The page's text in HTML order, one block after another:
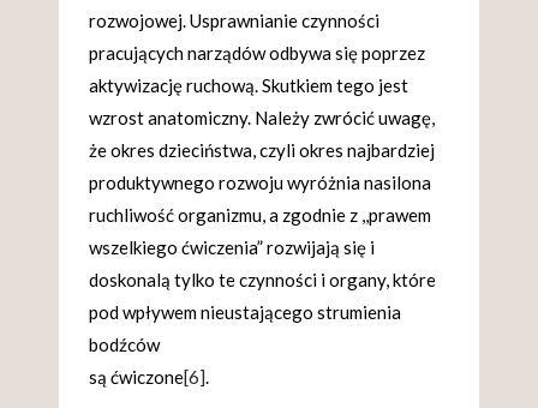
rozwojowej. Usprawnianie czynności
pracujących narządów odbywa się poprzez
aktywizację ruchową. Skutkiem tego jest
wzrost anatomiczny. Należy zwrócić uwagę,
że okres dzieciństwa, czyli okres najbardziej
produktywnego rozwoju wyróżnia nasilona
ruchliwość organizmu, a zgodnie z ,,prawem
wszelkiego ćwiczenia” rozwijają się i
doskonalą tylko te czynności i organy, które
pod wpływem nieustającego strumienia
bodźców
są ćwiczone[6].